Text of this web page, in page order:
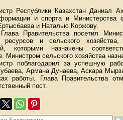
Республики Казахстан Даниал
и спорта и Министерства
и Наталью Коржову.
Правительства посетил
ресурсов и сельского
которыми назначены
Министром сельского хозяйства
поблагодарил за успешную
Армана Дунаева, Аскара
работы. Глава Правительства
пост.